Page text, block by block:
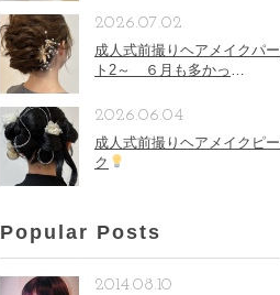
成人式前撮りヘアメイクパー
ト2～ ６月も多かっ
2026.07.02
成人式前撮りヘアメイクピー
ク
2026.06.04
Popular Posts
2014.08.10